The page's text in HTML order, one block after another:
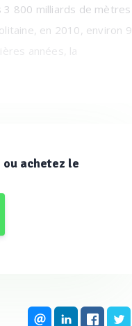
3 800 milliards de mètres
en 2010, environ 9
années, la
effluents municipaux
municipales comme
achetez le